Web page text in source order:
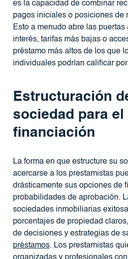
es la capacidad de combinar
pagos iniciales o posiciones de
Esto a menudo abre las puertas
interés, tarifas más bajas o
préstamo más altos de los que
individuales podrían calificar
Estructuración
sociedad para
financiación
La forma en que estructure su
acercarse a los prestamistas
drásticamente sus opciones de
probabilidades de aprobación.
sociedades inmobiliarias
porcentajes de propiedad
de decisiones y estrategias de
préstamos. Los prestamistas